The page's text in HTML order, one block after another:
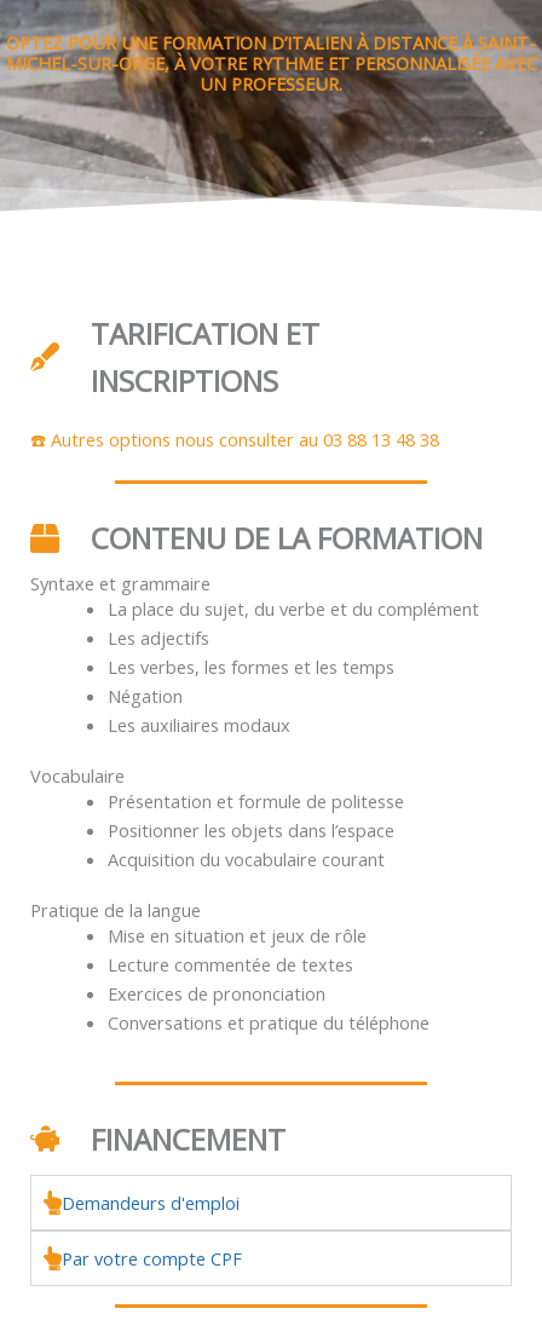
OPTEZ POUR UNE FORMATION D’ITALIEN À DISTANCE À SAINT-
MICHEL-SUR-ORGE, À VOTRE RYTHME ET PERSONNALISÉE AVEC
UN PROFESSEUR.
TARIFICATION ET
INSCRIPTIONS
☎️ Autres options nous consulter au 03 88 13 48 38
CONTENU DE LA FORMATION
Syntaxe et grammaire
La place du sujet, du verbe et du complément
Les adjectifs
Les verbes, les formes et les temps
Négation
Les auxiliaires modaux
Vocabulaire
Présentation et formule de politesse
Positionner les objets dans l’espace
Acquisition du vocabulaire courant
Pratique de la langue
Mise en situation et jeux de rôle
Lecture commentée de textes
Exercices de prononciation
Conversations et pratique du téléphone
FINANCEMENT
Demandeurs d'emploi
Par votre compte CPF